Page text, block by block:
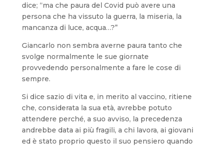
dice; “ma che paura del Covid può avere una
persona che ha vissuto la guerra, la miseria, la
mancanza di luce, acqua…?”
Giancarlo non sembra averne paura tanto che
svolge normalmente le sue giornate
provvedendo personalmente a fare le cose di
sempre.
Si dice sazio di vita e, in merito al vaccino, ritiene
che, considerata la sua età, avrebbe potuto
attendere perché, a suo avviso, la precedenza
andrebbe data ai più fragili, a chi lavora, ai giovani
ed è stato proprio questo il suo pensiero quando